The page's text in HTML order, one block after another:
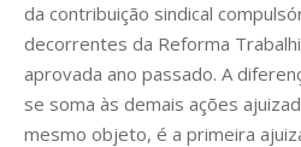
da contribuição sindical
decorrentes da Reforma
aprovada ano passado. A
se soma às demais ações
mesmo objeto, é a primeira